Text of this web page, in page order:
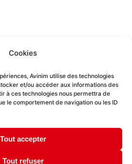
Cookies
Avinim utilise des technologies
et/ou accéder aux informations des
à ces technologies nous permettra de
le comportement de navigation ou les ID
Tout accepter
Tout refuser